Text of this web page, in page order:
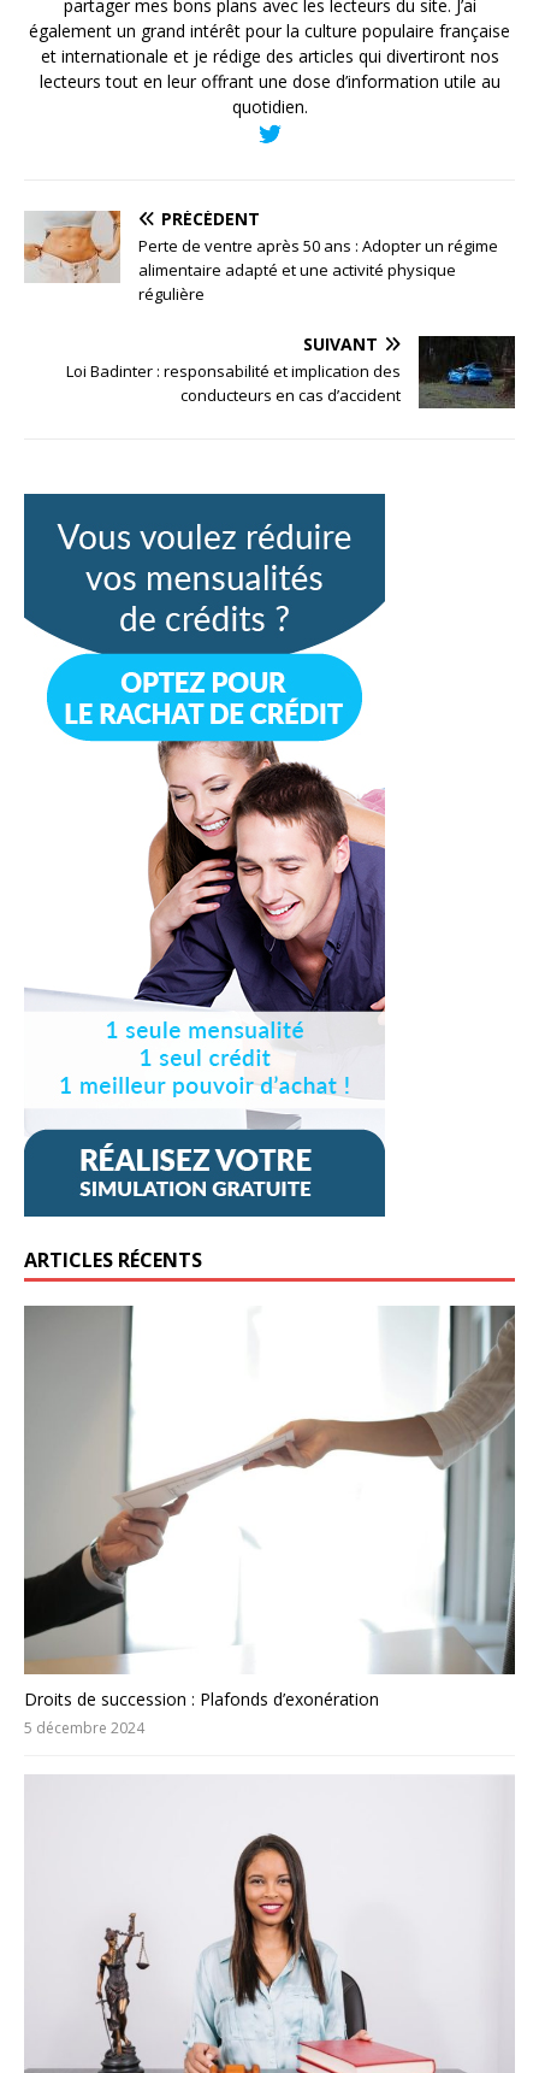
partager mes bons plans avec les lecteurs du site. J’ai
également un grand intérêt pour la culture populaire française
et internationale et je rédige des articles qui divertiront nos
lecteurs tout en leur offrant une dose d’information utile au
quotidien.
PRÉCÉDENT
Perte de ventre après 50 ans : Adopter un régime
alimentaire adapté et une activité physique
régulière
SUIVANT
Loi Badinter : responsabilité et implication des
conducteurs en cas d’accident
ARTICLES RÉCENTS
Droits de succession : Plafonds d’exonération
5 décembre 2024